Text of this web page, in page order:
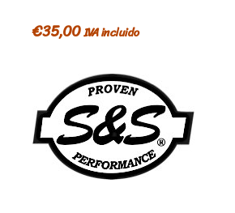
€35,00IVA incluido